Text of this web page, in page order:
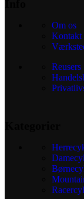
Om os
Kontakt
Reusers